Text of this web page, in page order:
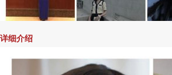
详细介绍